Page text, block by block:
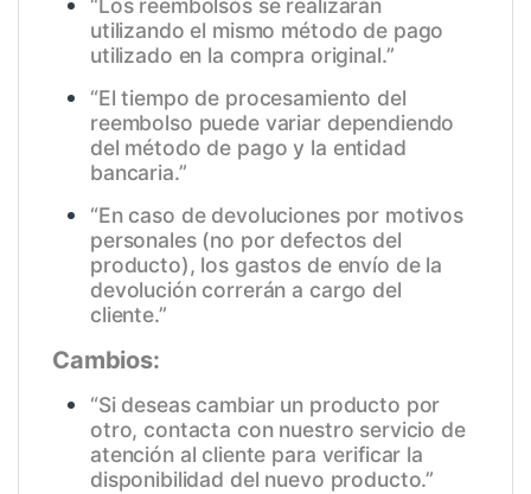
“Los reembolsos se realizarán
utilizando el mismo método de pago
utilizado en la compra original.”
“El tiempo de procesamiento del
reembolso puede variar dependiendo
del método de pago y la entidad
bancaria.”
“En caso de devoluciones por motivos
personales (no por defectos del
producto), los gastos de envío de la
devolución correrán a cargo del
cliente.”
Cambios:
“Si deseas cambiar un producto por
otro, contacta con nuestro servicio de
atención al cliente para verificar la
disponibilidad del nuevo producto.”